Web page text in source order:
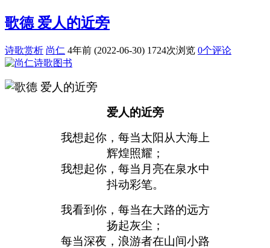
歌德 爱人的近旁
诗歌赏析 尚仁 4年前 (2022-06-30) 1724次浏览 0个评论
爱人的近旁
我想起你，每当太阳从大海上
辉煌照耀；
我想起你，每当月亮在泉水中
抖动彩笔。
我看到你，每当在大路的远方
扬起灰尘；
每当深夜，浪游者在山间小路